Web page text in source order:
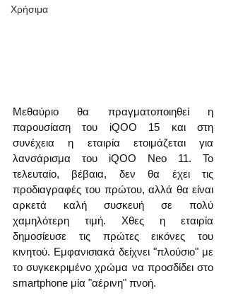
Χρήσιμα
Μεθαύριο θα πραγματοποιηθεί η
παρουσίαση του iQOO 15 και στη
συνέχεια η εταιρία ετοιμάζεται για
λανσάρισμα του iQOO Neo 11. Το
τελευταίο, βέβαια, δεν θα έχει τις
προδιαγραφές του πρώτου, αλλά θα είναι
αρκετά καλή συσκευή σε πολύ
χαμηλότερη τιμή. Χθες η εταιρία
δημοσίευσε τις πρώτες εικόνες του
κινητού. Εμφανισιακά δείχνει "πλούσιο" με
το συγκεκριμένο χρώμα να προσδίδει στο
smartphone μία "αέρινη" πνοή.